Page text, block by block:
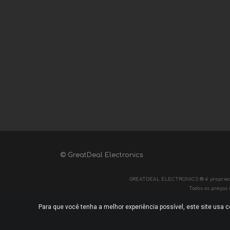
© GreatDeal Electronics
GREATDEAL ELECTRONICS ® é
Todos os
RADIOBELA® é propriedade de
Para que você tenha a melhor experiência possível, este site